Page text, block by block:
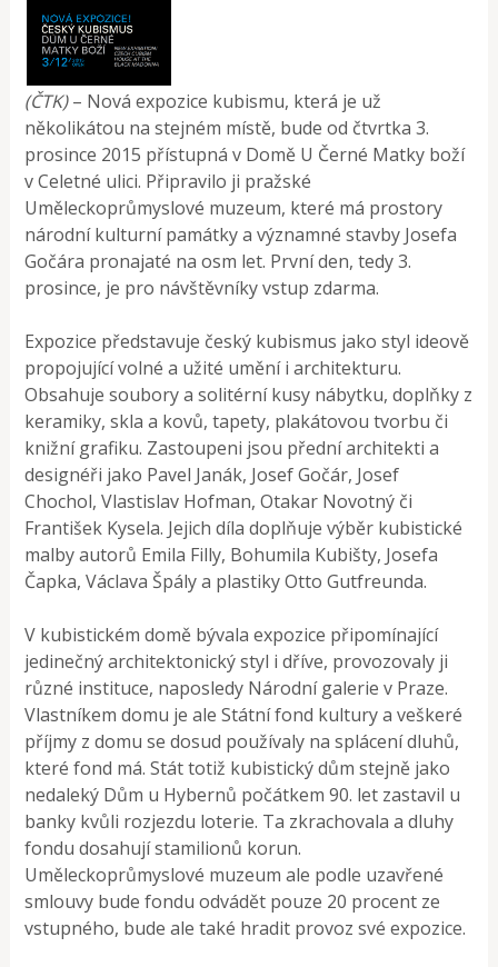
(ČTK)– Nová expozice kubismu, která je už
několikátou na stejném místě, bude od čtvrtka 3.
prosince 2015 přístupná v Domě U Černé Matky boží
v Celetné ulici. Připravilo ji pražské
Uměleckoprůmyslové muzeum, které má prostory
národní kulturní památky a významné stavby Josefa
Gočára pronajaté na osm let. První den, tedy 3.
prosince, je pro návštěvníky vstup zdarma.
Expozice představuje český kubismus jako styl ideově
propojující volné a užité umění i architekturu.
Obsahuje soubory a solitérní kusy nábytku, doplňky z
keramiky, skla a kovů, tapety, plakátovou tvorbu či
knižní grafiku. Zastoupeni jsou přední architekti a
designéři jako Pavel Janák, Josef Gočár, Josef
Chochol, Vlastislav Hofman, Otakar Novotný či
František Kysela. Jejich díla doplňuje výběr kubistické
malby autorů Emila Filly, Bohumila Kubišty, Josefa
Čapka, Václava Špály a plastiky Otto Gutfreunda.
V kubistickém domě bývala expozice připomínající
jedinečný architektonický styl i dříve, provozovaly ji
různé instituce, naposledy Národní galerie v Praze.
Vlastníkem domu je ale Státní fond kultury a veškeré
příjmy z domu se dosud používaly na splácení dluhů,
které fond má. Stát totiž kubistický dům stejně jako
nedaleký Dům u Hybernů počátkem 90. let zastavil u
banky kvůli rozjezdu loterie. Ta zkrachovala a dluhy
fondu dosahují stamilionů korun.
Uměleckoprůmyslové muzeum ale podle uzavřené
smlouvy bude fondu odvádět pouze 20 procent ze
vstupného, bude ale také hradit provoz své expozice.